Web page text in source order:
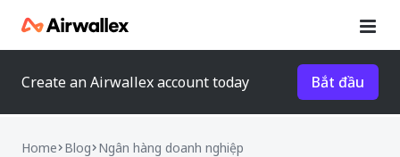
Create an Airwallex account today Bắt đầu
Home Blog Ngân hàng doanh nghiệp